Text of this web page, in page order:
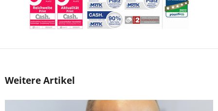
Weitere Artikel